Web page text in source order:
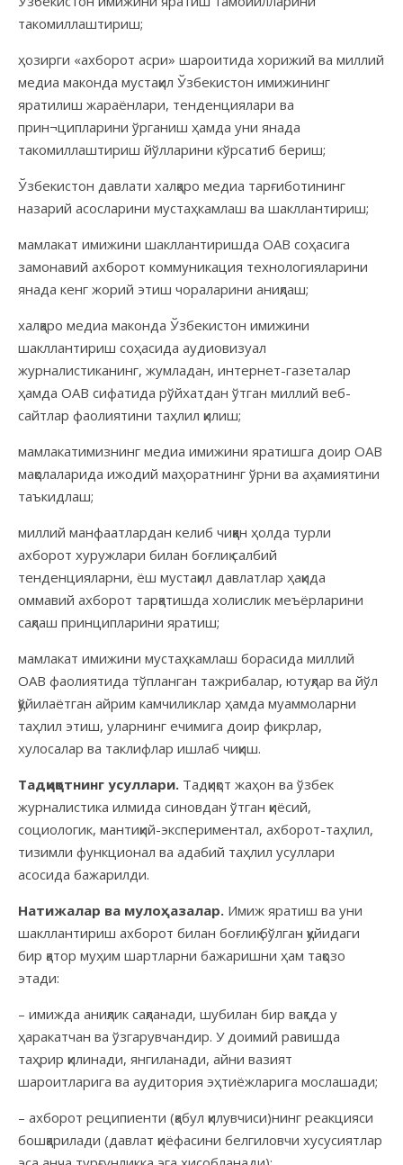
такомиллаштириш;
ҳозирги «ахборот асри» шароитида хорижий ва миллий
медиа маконда мустақил Ўзбекистон имижининг
яратилиш жараёнлари, тенденциялари ва
прин¬ципларини ўрганиш ҳамда уни янада
такомиллаштириш йўлларини кўрсатиб бериш;
Ўзбекистон давлати халқаро медиа тарғиботининг
назарий асосларини мустаҳкамлаш ва шакллантириш;
мамлакат имижини шакллантиришда ОАВ соҳасига
замонавий ахборот коммуникация технологияларини
янада кенг жорий этиш чораларини аниқлаш;
халқаро медиа маконда Ўзбекистон имижини
шакллантириш соҳасида аудиовизуал
журналистиканинг, жумладан, интернет-газеталар
ҳамда ОАВ сифатида рўйхатдан ўтган миллий веб-
сайтлар фаолиятини таҳлил қилиш;
мамлакатимизнинг медиа имижини яратишга доир ОАВ
мақолаларида ижодий маҳоратнинг ўрни ва аҳамиятини
таъкидлаш;
миллий манфаатлардан келиб чиққан ҳолда турли
ахборот хуружлари билан боғлиқ салбий
тенденцияларни, ёш мустақил давлатлар ҳақида
оммавий ахборот тарқатишда холислик меъёрларини
сақлаш принципларини яратиш;
мамлакат имижини мустаҳкамлаш борасида миллий
ОАВ фаолиятида тўпланган тажрибалар, ютуқлар ва йўл
қўйилаётган айрим камчиликлар ҳамда муаммоларни
таҳлил этиш, уларнинг ечимига доир фикрлар,
хулосалар ва таклифлар ишлаб чиқиш.
Тадқиқотнинг усуллари. Тадқиқот жаҳон ва ўзбек
журналистика илмида синовдан ўтган қиёсий,
социологик, мантиқий-экспериментал, ахборот-таҳлил,
тизимли функционал ва адабий таҳлил усуллари
асосида бажарилди.
Натижалар ва мулоҳазалар. Имиж яратиш ва уни
шакллантириш ахборот билан боғлиқ бўлган қуйидаги
бир қатор муҳим шартларни бажаришни ҳам тақозо
этади:
– имижда аниқлик сақланади, шубилан бир вақтда у
ҳаракатчан ва ўзгарувчандир. У доимий равишда
таҳрир қилинади, янгиланади, айни вазият
шароитларига ва аудитория эҳтиёжларига мослашади;
– ахборот реципиенти (қабул қилув­чиси)нинг реакцияси
бошқарилади (дав­лат қиёфасини белгиловчи хусусиятлар